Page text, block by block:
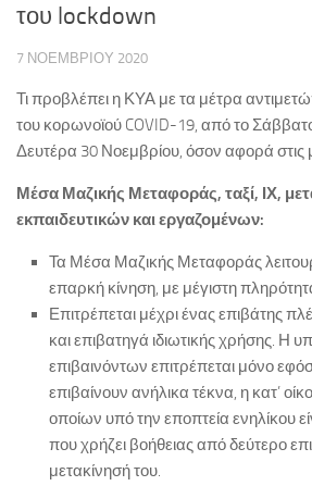
του lockdown
7 ΝΟΕΜΒΡΊΟΥ 2020
Τι προβλέπει η ΚΥΑ με τα μέτρα
του κορωνοϊού COVID-19, από το
Δευτέρα 30 Νοεμβρίου, όσον αφορά στις
Μέσα Μαζικής Μεταφοράς, ταξί, ΙΧ,
εκπαιδευτικών και εργαζομένων:
Τα Μέσα Μαζικής Μεταφοράς
επαρκή κίνηση, με μέγιστη
Επιτρέπεται μέχρι ένας επιβάτης
και επιβατηγά ιδιωτικής χρήσης. Η
επιβαινόντων επιτρέπεται μόνο
επιβαίνουν ανήλικα τέκνα, η κατ’
οποίων υπό την εποπτεία ενηλίκου
που χρήζει βοήθειας από δεύτερο
μετακίνησή του.